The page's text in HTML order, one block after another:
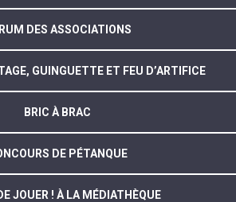
DES ASSOCIATIONS
GUINGUETTE ET FEU D’ARTIFICE
BRIC À BRAC
DE PÉTANQUE
JOUER ! À LA MÉDIATHÈQUE